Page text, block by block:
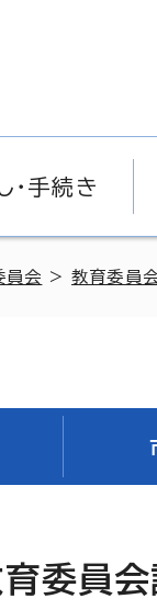
・手続き
員会 >教育委員
委員会